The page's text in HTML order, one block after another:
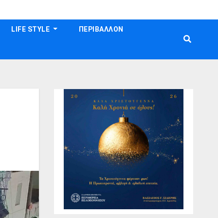
LIFE STYLE ΠΕΡΙΒΑΛΛΟΝ